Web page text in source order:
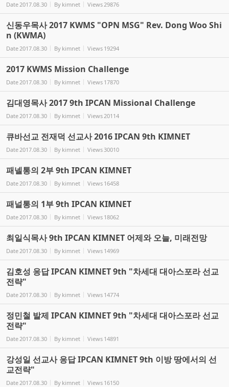
Date 2017.08.30 By kimnet Views 29876
신동우목사 2017 KWMS "OPN MSG" Rev. Dong Woo Shi
n (KWMA)
Date 2017.08.30 By kimnet Views 19294
2017 KWMS Mission Challenge
Date 2017.08.30 By kimnet Views 17870
김대영목사 2017 9th IPCAN Missional Challenge
Date 2017.08.30 By kimnet Views 20114
큐바선교 전재덕 선교사 2016 IPCAN 9th KIMNET
Date 2017.08.30 By kimnet Views 30010
패넬통의 2부 9th IPCAN KIMNET
Date 2017.08.30 By kimnet Views 16458
패널통의 1부 9th IPCAN KIMNET
Date 2017.08.30 By kimnet Views 18062
최일식목사 9th IPCAN KIMNET 어제와 오늘, 미래전망
Date 2017.08.30 By kimnet Views 14969
김호성 응답 IPCAN KIMNET 9th "차세대 대아스포라 선교
전략"
Date 2017.08.30 By kimnet Views 14774
정민철 발제 IPCAN KIMNET 9th "차세대 대아스포라 선교
전략"
Date 2017.08.30 By kimnet Views 14891
강성일 선교사 응답 IPCAN KIMNET 9th 이방 땅에서의 선
교전략"
Date 2017.08.30 By kimnet Views 16150